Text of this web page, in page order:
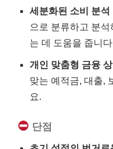
세분화된 소비 분석
으로 분류하고 분
는 데 도움을 줍니
개인 맞춤형 금융
맞는 예적금, 대출,
요.
단점